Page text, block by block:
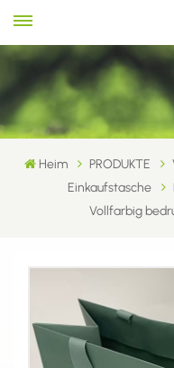
Heim PRODUKTE
Einkaufstasche
Vollfarbig